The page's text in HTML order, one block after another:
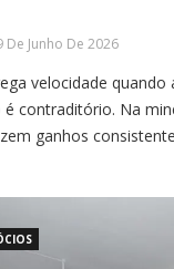
De Junho De 2026
velocidade quando
é contraditório. Na
ganhos
dentro de um